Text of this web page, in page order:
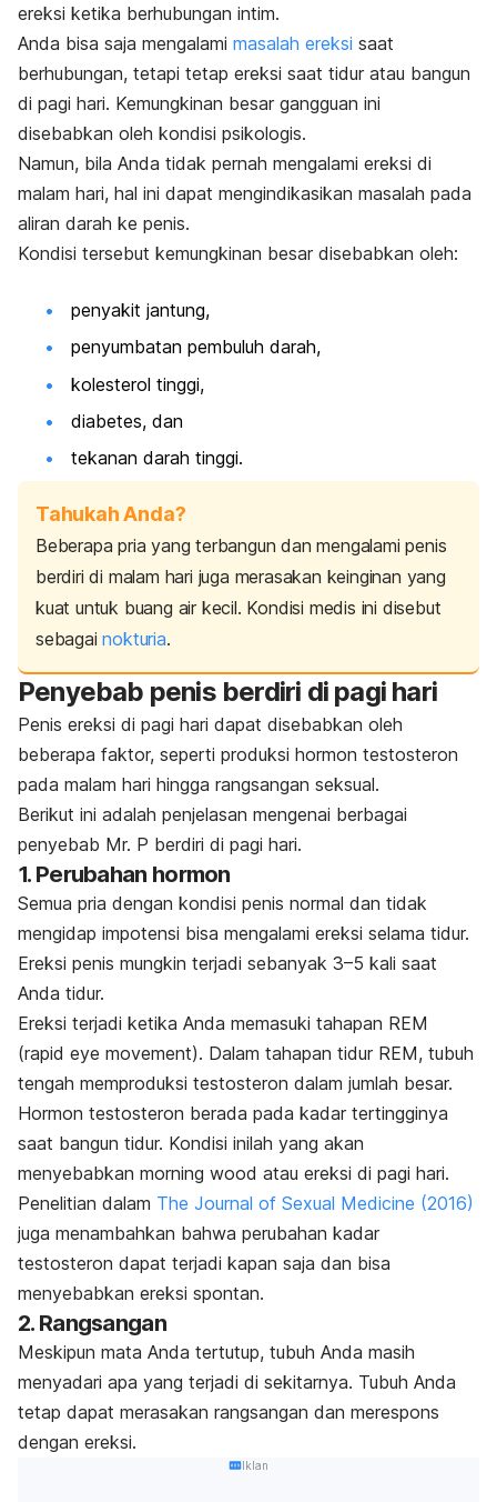
ereksi ketika berhubungan intim.
Anda bisa saja mengalami masalah ereksi saat
berhubungan, tetapi tetap ereksi saat tidur atau bangun
di pagi hari. Kemungkinan besar gangguan ini
disebabkan oleh kondisi psikologis.
Namun, bila Anda tidak pernah mengalami ereksi di
malam hari, hal ini dapat mengindikasikan masalah pada
aliran darah ke penis.
Kondisi tersebut kemungkinan besar disebabkan oleh:
penyakit jantung,
penyumbatan pembuluh darah,
kolesterol tinggi,
diabetes, dan
tekanan darah tinggi.
Tahukah Anda?
Beberapa pria yang terbangun dan mengalami penis
berdiri di malam hari juga merasakan keinginan yang
kuat untuk buang air kecil. Kondisi medis ini disebut
sebagai nokturia.
Penyebab penis berdiri di pagi hari
Penis ereksi di pagi hari dapat disebabkan oleh
beberapa faktor, seperti produksi hormon testosteron
pada malam hari hingga rangsangan seksual.
Berikut ini adalah penjelasan mengenai berbagai
penyebab Mr. P berdiri di pagi hari.
1. Perubahan hormon
Semua pria dengan kondisi penis normal dan tidak
mengidap impotensi bisa mengalami ereksi selama tidur.
Ereksi penis mungkin terjadi sebanyak 3–5 kali saat
Anda tidur.
Ereksi terjadi ketika Anda memasuki tahapan REM
(rapid eye movement). Dalam tahapan tidur REM, tubuh
tengah memproduksi testosteron dalam jumlah besar.
Hormon testosteron berada pada kadar tertingginya
saat bangun tidur. Kondisi inilah yang akan
menyebabkan morning wood atau ereksi di pagi hari.
Penelitian dalam The Journal of Sexual Medicine (2016)
juga menambahkan bahwa perubahan kadar
testosteron dapat terjadi kapan saja dan bisa
menyebabkan ereksi spontan.
2. Rangsangan
Meskipun mata Anda tertutup, tubuh Anda masih
menyadari apa yang terjadi di sekitarnya. Tubuh Anda
tetap dapat merasakan rangsangan dan merespons
dengan ereksi.
Iklan